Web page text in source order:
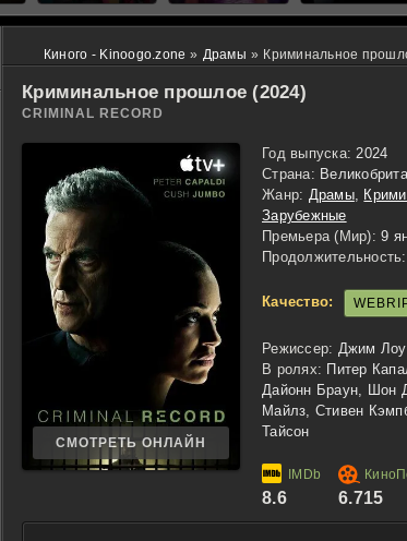
Киного - Kinoogo.zone » Драмы » Криминальное
Криминальное прошлое (2024)
CRIMINAL RECORD
СМОТРЕТЬ ОНЛАЙН
Год выпуска: 2024
Страна:
Жанр: Драмы,
Зарубежные
Премьера (Мир): 9
Продолжительность:
Качество:
Режиссер: Джим
В ролях: Питер
Дайонн Браун, Шон
Майлз, Стивен
Тайсон
8.6 6.715